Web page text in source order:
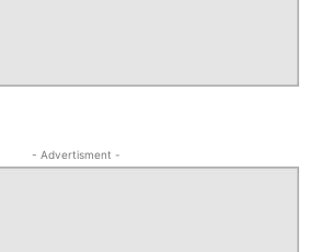
- Advertisment -